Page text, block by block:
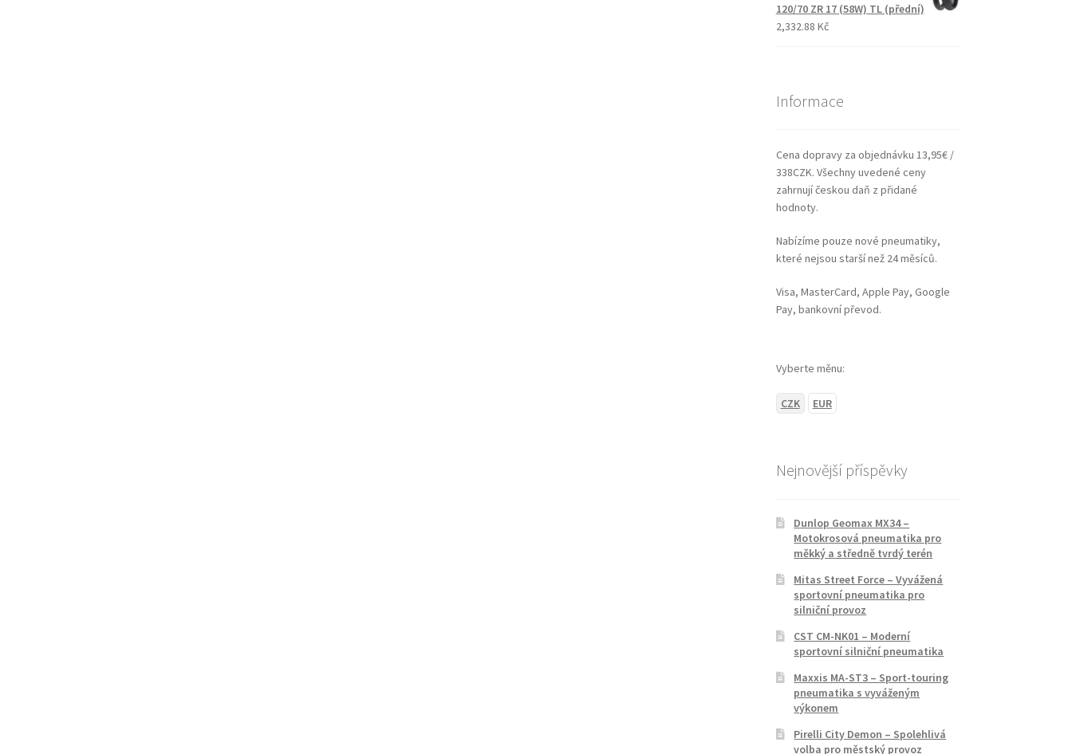
120/70 ZR 17 (58W) TL (přední)
2,332.88 Kč
Informace
Cena dopravy za objednávku 13,95€ /
338CZK. Všechny uvedené ceny
zahrnují českou daň z přidané
hodnoty.
Nabízíme pouze nové pneumatiky,
které nejsou starší než 24 měsíců.
Visa, MasterCard, Apple Pay, Google
Pay, bankovní převod.
Vyberte měnu:
CZK EUR
Nejnovější příspěvky
Dunlop Geomax MX34 –
Motokrosová pneumatika pro
měkký a středně tvrdý terén
Mitas Street Force – Vyvážená
sportovní pneumatika pro
silniční provoz
CST CM-NK01 – Moderní
sportovní silniční pneumatika
Maxxis MA-ST3 – Sport-touring
pneumatika s vyváženým
výkonem
Pirelli City Demon – Spolehlivá
volba pro městský provoz